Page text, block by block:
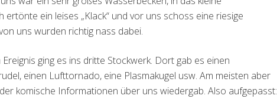
ein leises „Klack“ und vor uns schoss eine riesige
uns wurden richtig nass dabei.
ging es ins dritte Stockwerk. Dort gab es einen
einen Lufttornado, eine Plasmakugel usw. Am meisten aber
komische Informationen über uns wiedergab. Also aufgepasst: